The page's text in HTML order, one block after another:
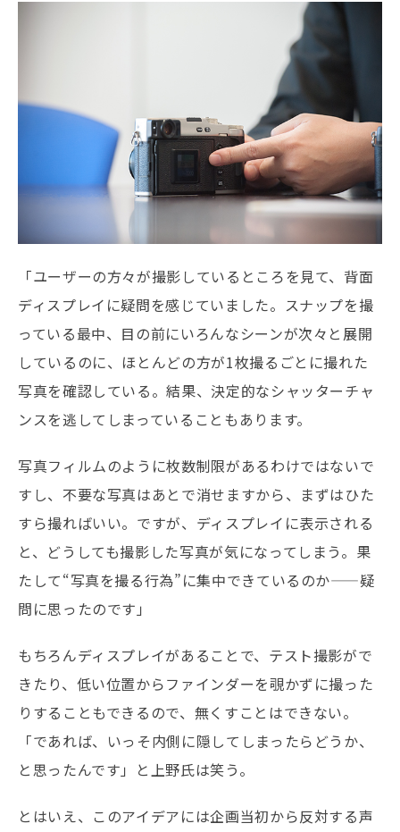
「ユーザーの方々が撮影しているところを見て、背面
ディスプレイに疑問を感じていました。スナップを撮
っている最中、目の前にいろんなシーンが次々と展開
しているのに、ほとんどの方が1枚撮るごとに撮れた
写真を確認している。結果、決定的なシャッターチャ
ンスを逃してしまっていることもあります。
写真フィルムのように枚数制限があるわけではないで
すし、不要な写真はあとで消せますから、まずはひた
すら撮ればいい。ですが、ディスプレイに表示される
と、どうしても撮影した写真が気になってしまう。果
たして“写真を撮る行為”に集中できているのか——疑
問に思ったのです」
もちろんディスプレイがあることで、テスト撮影がで
きたり、低い位置からファインダーを覗かずに撮った
りすることもできるので、無くすことはできない。
「であれば、いっそ内側に隠してしまったらどうか、
と思ったんです」と上野氏は笑う。
とはいえ、このアイデアには企画当初から反対する声